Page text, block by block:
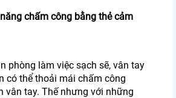
chấm công bằng thẻ cảm
phòng làm việc sạch sẽ, vân tay
có thể thoải mái chấm công
vân tay. Thế nhưng với những